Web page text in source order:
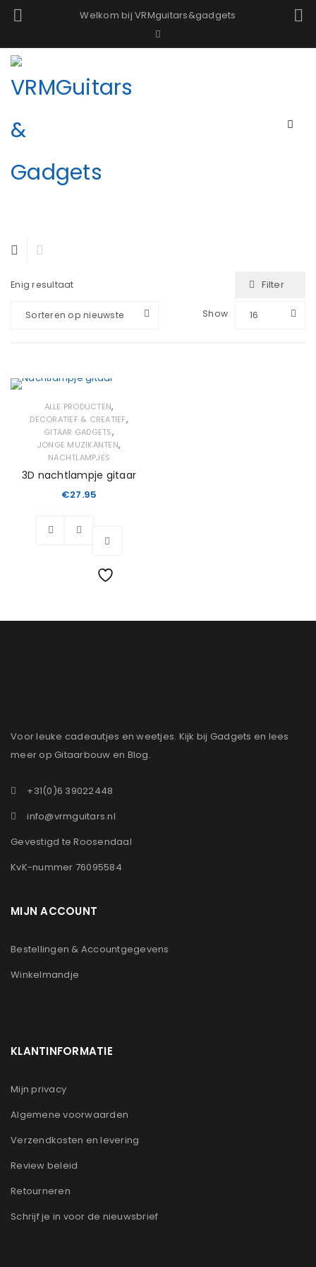
Welkom bij VRMguitars&gadgets
Enig resultaat Filter
Sorteren op nieuwste Show 16
ALLE PRODUCTEN,
DECORATIEF & CREATIEF,
GITAAR GADGETS,
JONGE MUZIKANTEN,
NACHTLAMPJES
3D nachtlampje gitaar
€27.95
Voor leuke cadeautjes en weetjes. Kijk bij Gadgets en lees
meer op Gitaarbouw en Blog.
+31(0)6 39022448
info@vrmguitars.nl
Gevestigd te Roosendaal
KvK-nummer 76095584
MIJN ACCOUNT
Bestellingen & Accountgegevens
Winkelmandje
KLANTINFORMATIE
Mijn privacy
Algemene voorwaarden
Verzendkosten en levering
Review beleid
Retourneren
Schrijf je in voor de nieuwsbrief